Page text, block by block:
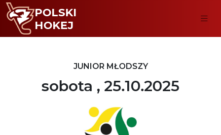
POLSKI
HOKEJ
JUNIOR MŁODSZY
sobota , 25.10.2025